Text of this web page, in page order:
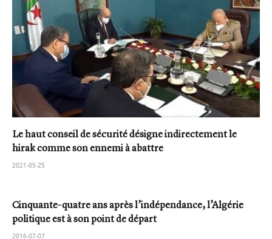
Le haut conseil de sécurité désigne indirectement le
hirak comme son ennemi à abattre
2021-05-25
Cinquante-quatre ans après l’indépendance, l’Algérie
politique est à son point de départ
2016-07-07